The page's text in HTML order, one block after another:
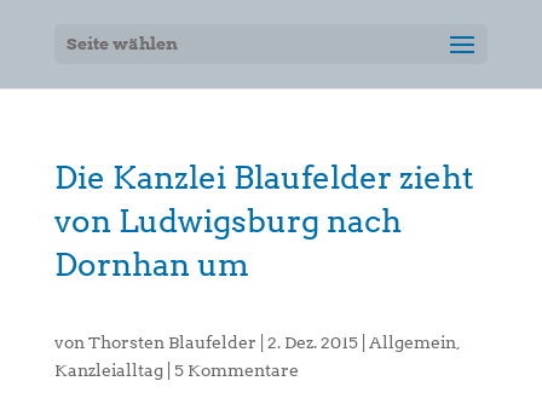
Seite wählen
Die Kanzlei Blaufelder zieht
von Ludwigsburg nach
Dornhan um
von Thorsten Blaufelder 2. Dez. 2015| Allgemein
Kanzleialltag
5 Kommentare